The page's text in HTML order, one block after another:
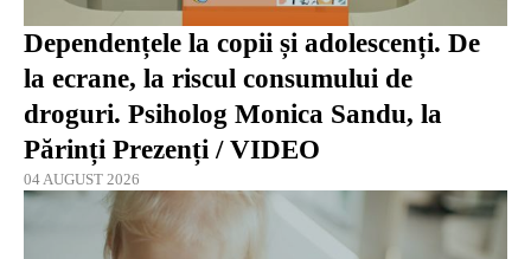
Dependențele la copii și adolescenți. De
la ecrane, la riscul consumului de
droguri. Psiholog Monica Sandu, la
Părinți Prezenți / VIDEO
04 AUGUST 2026